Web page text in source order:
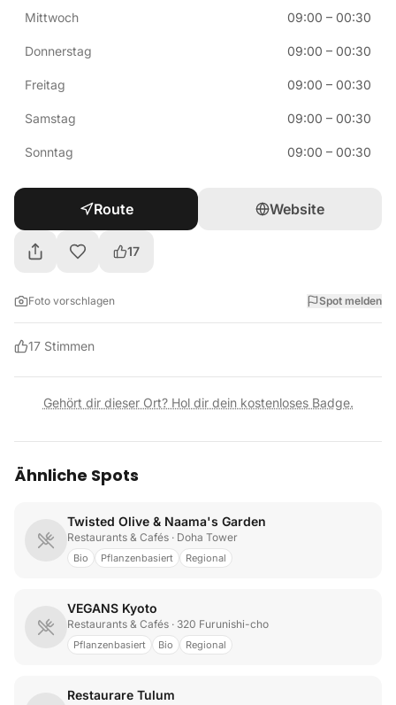
Mittwoch 09:00 – 00:30
Donnerstag 09:00 – 00:30
Freitag 09:00 – 00:30
Samstag 09:00 – 00:30
Sonntag 09:00 – 00:30
Route Website
17
Foto vorschlagen Spot melden
17 Stimmen
Gehört dir dieser Ort? Hol dir dein kostenloses Badge.
Ähnliche Spots
Twisted Olive & Naama's Garden
Restaurants & Cafés · Doha Tower
Bio Pflanzenbasiert Regional
VEGANS Kyoto
Restaurants & Cafés · 320 Furunishi-cho
Pflanzenbasiert Bio Regional
Restaurare Tulum